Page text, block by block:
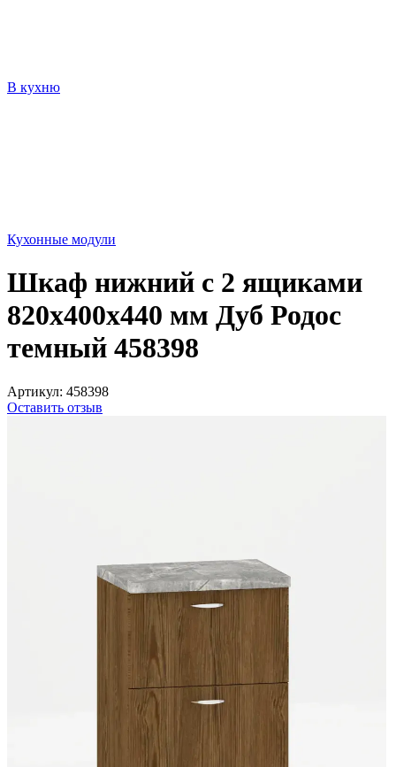
В кухню
Кухонные модули
Шкаф нижний с 2 ящиками
820х400х440 мм Дуб Родос
темный 458398
Артикул: 458398
Оставить отзыв